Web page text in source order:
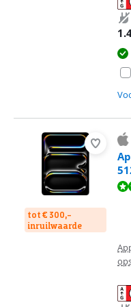
tot € 300,-
inruilwaarde
Beoordeling is 9,6 van de